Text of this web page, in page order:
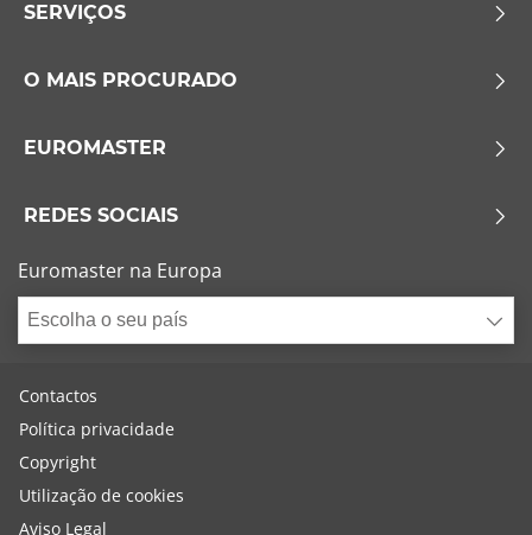
SERVIÇOS
O MAIS PROCURADO
EUROMASTER
REDES SOCIAIS
Euromaster na Europa
Escolha o seu país
Contactos
Política privacidade
Copyright
Utilização de cookies
Aviso Legal